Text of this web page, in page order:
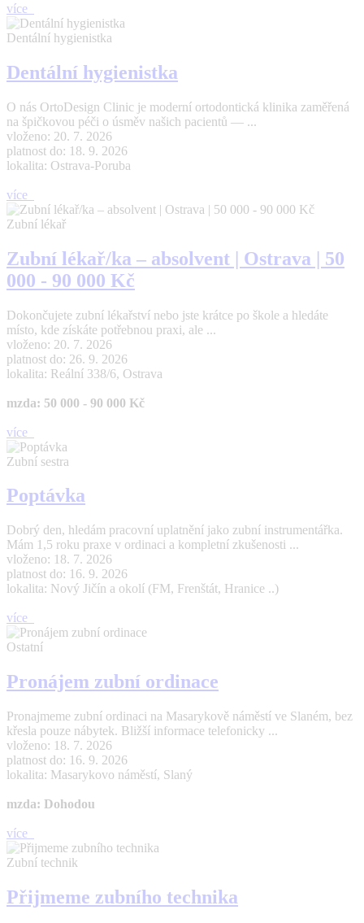
více
Dentální hygienistka
Dentální hygienistka
O nás OrtoDesign Clinic je moderní ortodontická klinika zaměřená
na špičkovou péči o úsměv našich pacientů — ...
vloženo: 20. 7. 2026
platnost do: 18. 9. 2026
lokalita: Ostrava-Poruba
více
Zubní lékař
Zubní lékař/ka – absolvent | Ostrava | 50
000 - 90 000 Kč
Dokončujete zubní lékařství nebo jste krátce po škole a hledáte
místo, kde získáte potřebnou praxi, ale ...
vloženo: 20. 7. 2026
platnost do: 26. 9. 2026
lokalita: Reální 338/6, Ostrava
mzda: 50 000 - 90 000 Kč
více
Zubní sestra
Poptávka
Dobrý den, hledám pracovní uplatnění jako zubní instrumentářka.
Mám 1,5 roku praxe v ordinaci a kompletní zkušenosti ...
vloženo: 18. 7. 2026
platnost do: 16. 9. 2026
lokalita: Nový Jičín a okolí (FM, Frenštát, Hranice ..)
více
Ostatní
Pronájem zubní ordinace
Pronajmeme zubní ordinaci na Masarykově náměstí ve Slaném, bez
křesla pouze nábytek. Bližší informace telefonicky ...
vloženo: 18. 7. 2026
platnost do: 16. 9. 2026
lokalita: Masarykovo náměstí, Slaný
mzda: Dohodou
více
Zubní technik
Přijmeme zubního technika